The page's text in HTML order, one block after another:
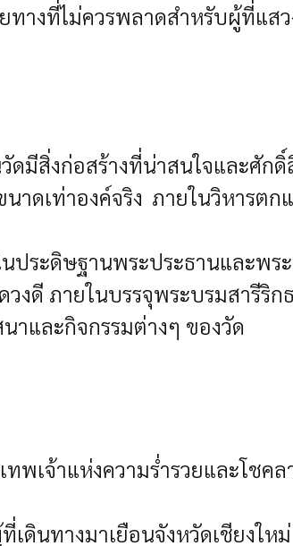
งที่ไม่ควรพลาดสำหรับผู้ที่แสว
มีสิ่งก่อสร้างที่น่าสนใจและศัก
ดเท่าองค์จริง ภายในวิหารตก
ประดิษฐานพระประธานและพ
งดี ภายในบรรจุพระบรมสารีริก
าและกิจกรรมต่างๆ ของวัด
เจ้าแห่งความร่ำรวยและโชค
นทางมาเยือนจังหวัดเชียงใ